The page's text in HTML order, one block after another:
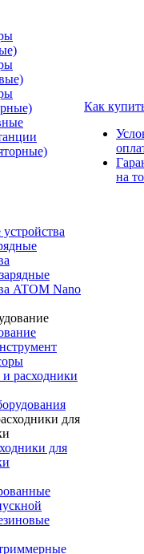
ATOM Nano
расходники
для
Как
на